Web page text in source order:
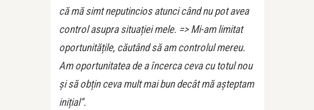
că mă simt neputincios atunci când nu pot avea
control asupra situației mele. => Mi-am limitat
oportunitățile, căutând să am controlul mereu.
Am oportunitatea de a încerca ceva cu totul nou
și să obțin ceva mult mai bun decât mă așteptam
inițial”.